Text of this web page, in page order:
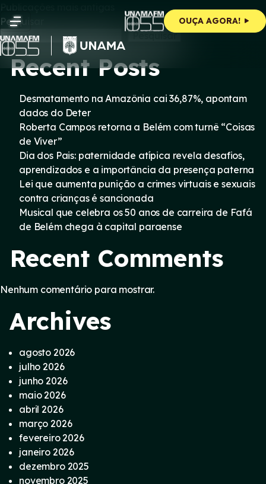
to
content
OUÇA AGORA!
Navegação
por
posts
Publicações mais antigas
Pesquisar
Pesquisar
Recent Posts
Desmatamento na Amazônia cai 36,87%, apontam
dados do Deter
Roberta Campos retorna a Belém com turnê “Coisas
de Viver”
Dia dos Pais: paternidade atípica revela desafios,
aprendizados e a importância da presença paterna
Lei que aumenta punição a crimes virtuais e sexuais
contra crianças é sancionada
Musical que celebra os 50 anos de carreira de Fafá
de Belém chega à capital paraense
Recent Comments
Nenhum comentário para mostrar.
Archives
agosto 2026
julho 2026
junho 2026
maio 2026
abril 2026
março 2026
fevereiro 2026
janeiro 2026
dezembro 2025
novembro 2025